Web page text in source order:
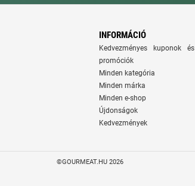
INFORMÁCIÓ
Kedvezményes kuponok és
promóciók
Minden kategória
Minden márka
Minden e-shop
Újdonságok
Kedvezmények
©GOURMEAT.HU 2026